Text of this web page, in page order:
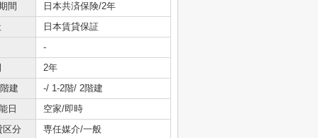
間
日本共済保険/2年
日本賃貸保証
-
2年
建
-/ 1-2階/ 2階建
日
空家/即時
区分
専任媒介/一般